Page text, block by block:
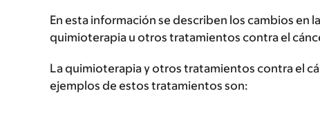
En esta información se describen los cambios en
quimioterapia u otros tratamientos contra el
La quimioterapia y otros tratamientos contra el
ejemplos de estos tratamientos son: